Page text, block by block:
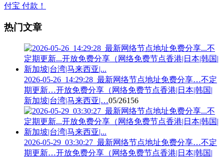
热门文章
2026-05-26_14:29:28_最新网络节点地址免费分享…不定
期更新…开放免费分享（网络免费节点香港|日本|韩国|
新加坡|台湾|马来西亚|…05/26156
2026-05-29_03:30:27_最新网络节点地址免费分享…不定
期更新…开放免费分享（网络免费节点香港|日本|韩国|